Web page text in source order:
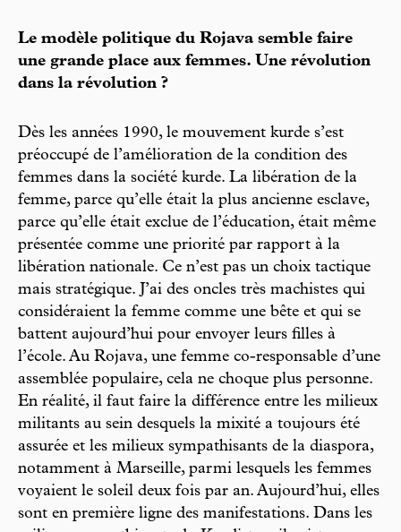
Le modèle politique du Rojava semble faire
une grande place aux femmes. Une révolution
dans la révolution ?
Dès les années 1990, le mouvement kurde s’est
préoccupé de l’amélioration de la condition des
femmes dans la société kurde. La libération de la
femme, parce qu’elle était la plus ancienne esclave,
parce qu’elle était exclue de l’éducation, était même
présentée comme une priorité par rapport à la
libération nationale. Ce n’est pas un choix tactique
mais stratégique. J’ai des oncles très machistes qui
considéraient la femme comme une bête et qui se
battent aujourd’hui pour envoyer leurs filles à
l’école. Au Rojava, une femme co-responsable d’une
assemblée populaire, cela ne choque plus personne.
En réalité, il faut faire la différence entre les milieux
militants au sein desquels la mixité a toujours été
assurée et les milieux sympathisants de la diaspora,
notamment à Marseille, parmi lesquels les femmes
voyaient le soleil deux fois par an. Aujourd’hui, elles
sont en première ligne des manifestations. Dans les